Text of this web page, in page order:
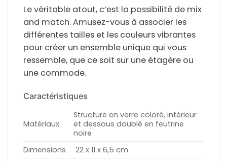
Le véritable atout, c’est la possibilité de mix
and match. Amusez-vous à associer les
différentes tailles et les couleurs vibrantes
pour créer un ensemble unique qui vous
ressemble, que ce soit sur une étagère ou
une commode.
Caractéristiques
Matériaux
Structure en verre coloré, intérieur
et dessous doublé en feutrine
noire
Dimensions
22 x 11 x 6,5 cm